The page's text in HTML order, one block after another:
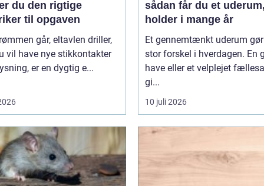
du den rigtige
til opgaven
går, eltavlen driller,
vil have nye stikkontakter
er en dygtig e...
sådan får du et
holder i mange år
Et gennemtænkt uderum
stor forskel i hverdagen. En
have eller et velplejet
gi...
10 juli 2026